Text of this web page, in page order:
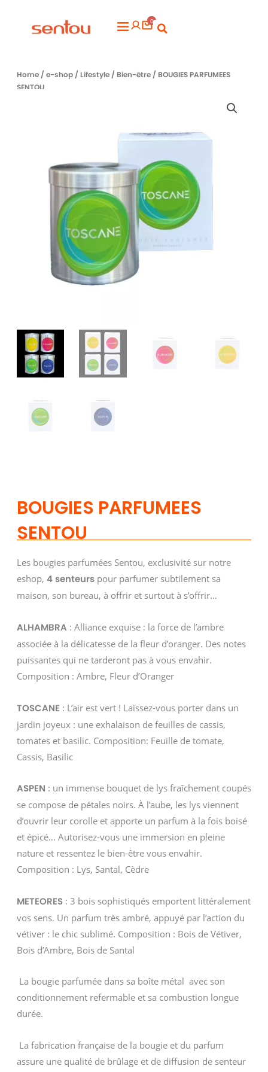
Flyout
0
Home/ e-shop/ Lifestyle/ Bien-être/ BOUGIES PARFUMEES
SENTOU
BOUGIES PARFUMEES
SENTOU
Les bougies parfumées Sentou, exclusivité sur notre
eshop, 4 senteurspour parfumer subtilement sa
maison, son bureau, à offrir et surtout à s’offrir…
ALHAMBRA : Alliance exquise : la force de l’ambre
associée à la délicatesse de la fleur d’oranger. Des notes
puissantes qui ne tarderont pas à vous envahir.
Composition : Ambre, Fleur d’Oranger
TOSCANE : L’air est vert ! Laissez-vous porter dans un
jardin joyeux : une exhalaison de feuilles de cassis,
tomates et basilic. Composition: Feuille de tomate,
Cassis, Basilic
ASPEN : un immense bouquet de lys fraîchement coupés
se compose de pétales noirs. À l’aube, les lys viennent
d’ouvrir leur corolle et apporte un parfum à la fois boisé
et épicé… Autorisez-vous une immersion en pleine
nature et ressentez le bien-être vous envahir.
Composition : Lys, Santal, Cèdre
METEORES: 3 bois sophistiqués emportent littéralement
vos sens. Un parfum très ambré, appuyé par l’action du
vétiver : le chic sublimé. Composition : Bois de Vétiver,
Bois d’Ambre, Bois de Santal
La bougie parfumée dans sa boîte métal avec son
conditionnement refermable et sa combustion longue
durée.
La fabrication française de la bougie et du parfum
assure une qualité de brûlage et de diffusion de senteur